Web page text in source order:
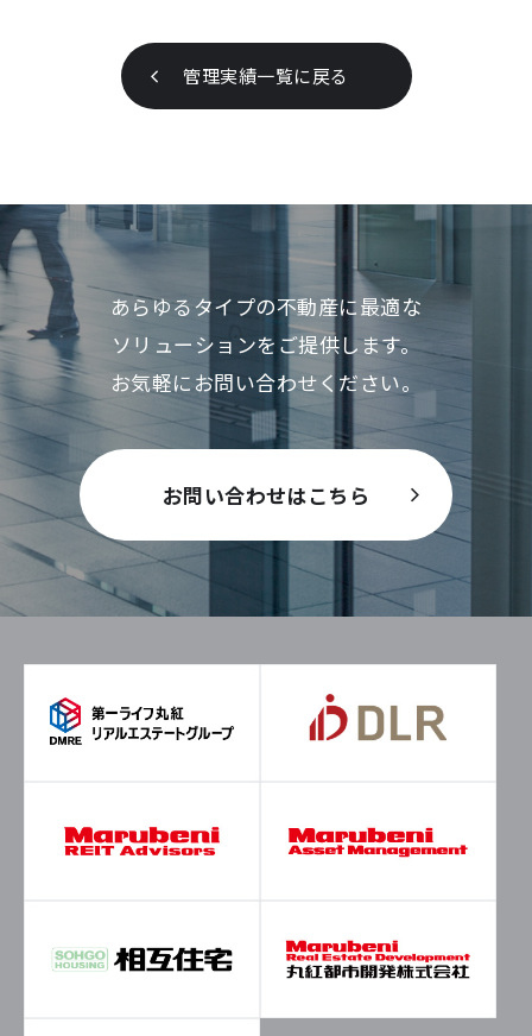
管理実績一覧に戻る
あらゆるタイプの不動産に最適な
ソリューションをご提供します。
お気軽にお問い合わせください。
お問い合わせはこちら